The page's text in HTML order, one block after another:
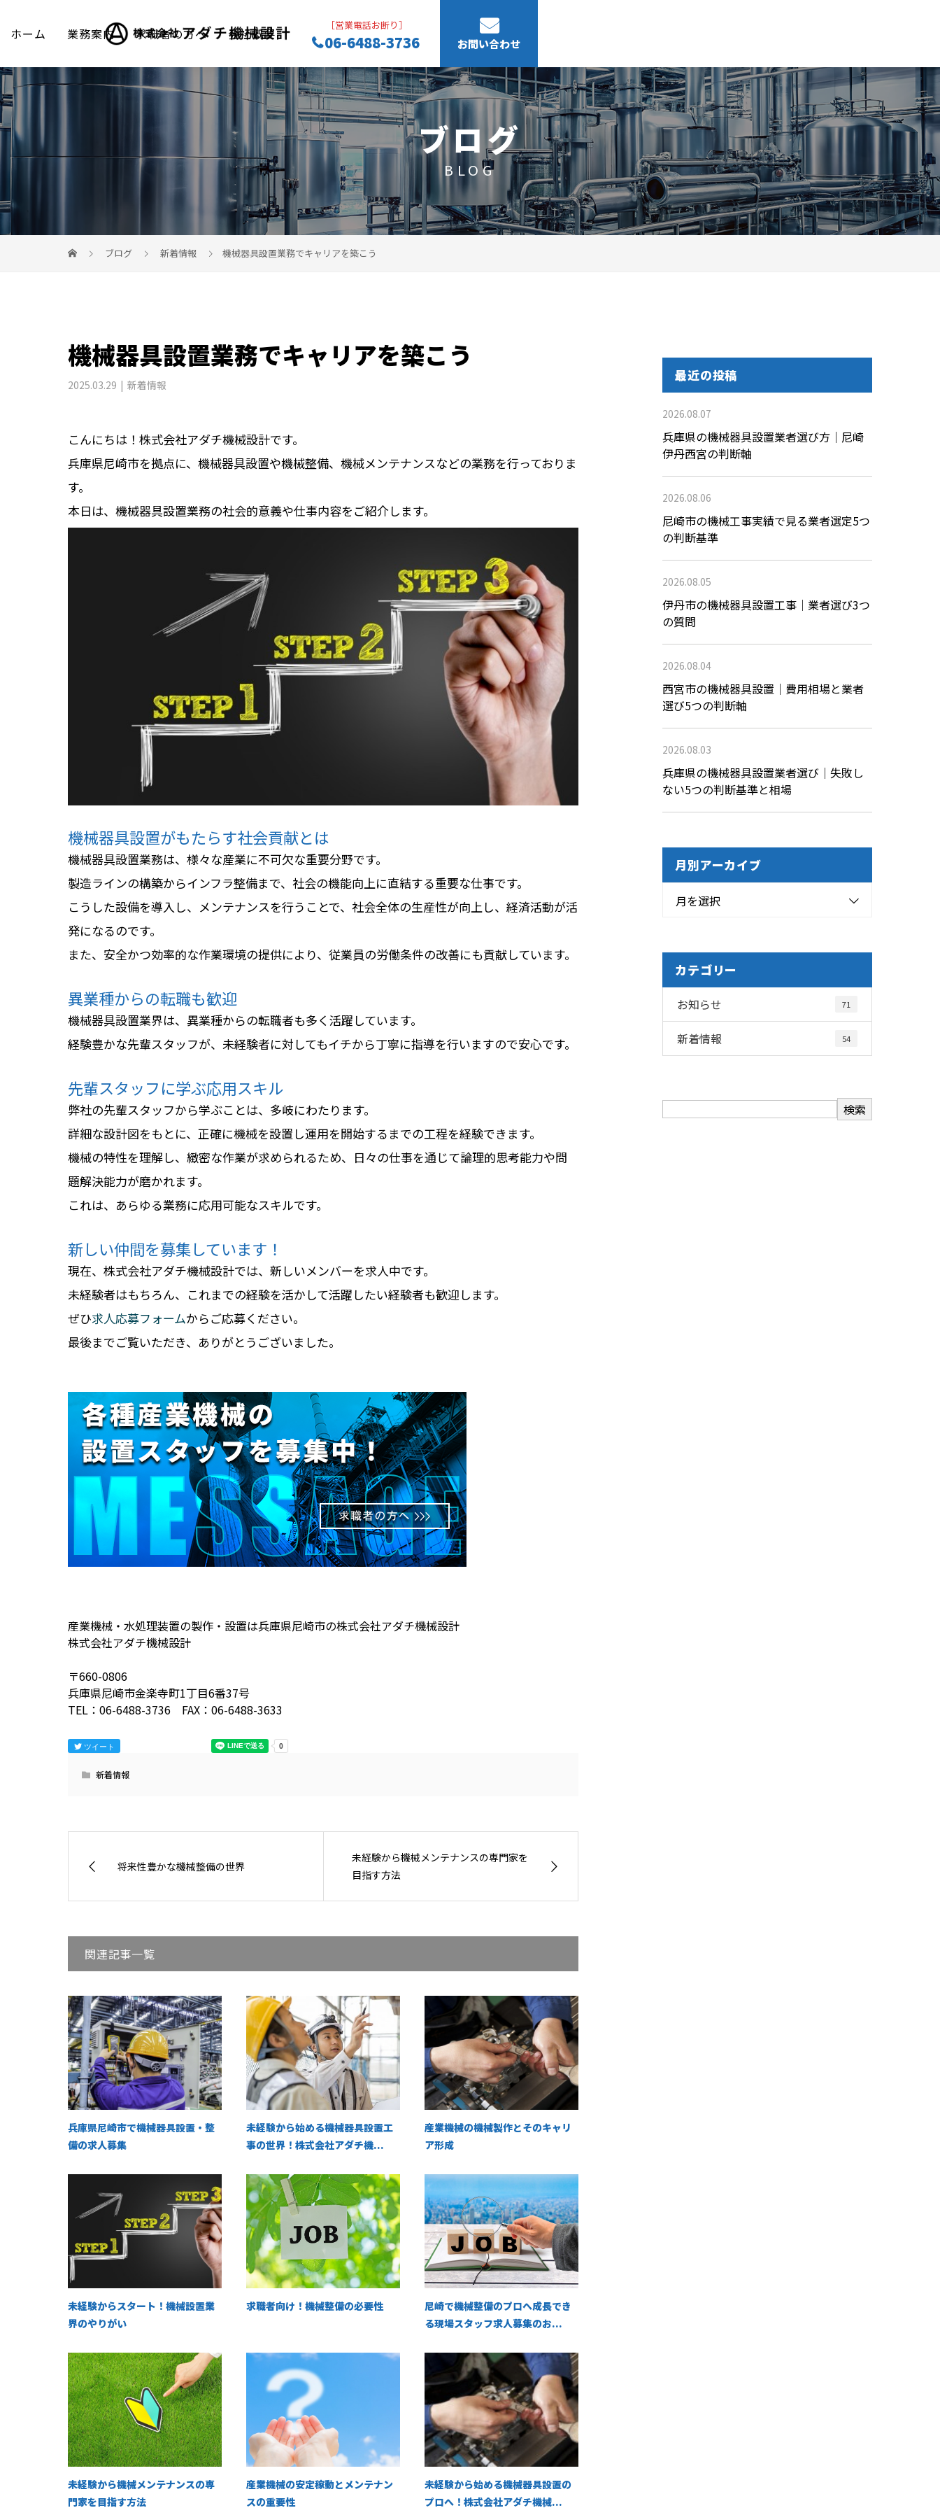
ホーム 業務案内 求職者の方へ 会社概要 ［営業電話お断り］
06-6488-3736 お問い合わせ
ブログ
BLOG
ブログ 新着情報 機械器具設置業務でキャリアを築こう
機械器具設置業務でキャリアを築こう
2025.03.29 新着情報
こんにちは！株式会社アダチ機械設計です。
兵庫県尼崎市を拠点に、機械器具設置や機械整備、機械メンテナンスなどの業務を行っておりま
す。
本日は、機械器具設置業務の社会的意義や仕事内容をご紹介します。
機械器具設置がもたらす社会貢献とは
機械器具設置業務は、様々な産業に不可欠な重要分野です。
製造ラインの構築からインフラ整備まで、社会の機能向上に直結する重要な仕事です。
こうした設備を導入し、メンテナンスを行うことで、社会全体の生産性が向上し、経済活動が活
発になるのです。
また、安全かつ効率的な作業環境の提供により、従業員の労働条件の改善にも貢献しています。
異業種からの転職も歓迎
機械器具設置業界は、異業種からの転職者も多く活躍しています。
経験豊かな先輩スタッフが、未経験者に対してもイチから丁寧に指導を行いますので安心です。
先輩スタッフに学ぶ応用スキル
弊社の先輩スタッフから学ぶことは、多岐にわたります。
詳細な設計図をもとに、正確に機械を設置し運用を開始するまでの工程を経験できます。
機械の特性を理解し、緻密な作業が求められるため、日々の仕事を通じて論理的思考能力や問
題解決能力が磨かれます。
これは、あらゆる業務に応用可能なスキルです。
新しい仲間を募集しています！
現在、株式会社アダチ機械設計では、新しいメンバーを求人中です。
未経験者はもちろん、これまでの経験を活かして活躍したい経験者も歓迎します。
ぜひ求人応募フォームからご応募ください。
最後までご覧いただき、ありがとうございました。
産業機械・水処理装置の製作・設置は兵庫県尼崎市の株式会社アダチ機械設計
株式会社アダチ機械設計
〒660-0806
兵庫県尼崎市金楽寺町1丁目6番37号
TEL：06-6488-3736 FAX：06-6488-3633
ツイート
新着情報
将来性豊かな機械整備の世界
未経験から機械メンテナンスの専門家を
目指す方法
関連記事一覧
兵庫県尼崎市で機械器具設置・整
備の求人募集
未経験から始める機械器具設置工
事の世界！株式会社アダチ機...
産業機械の機械製作とそのキャリ
ア形成
未経験からスタート！機械設置業
界のやりがい
求職者向け！機械整備の必要性
尼崎で機械整備のプロへ成長でき
る現場スタッフ求人募集のお...
未経験から機械メンテナンスの専
門家を目指す方法
産業機械の安定稼動とメンテナン
スの重要性
未経験から始める機械器具設置の
プロへ！株式会社アダチ機械...
最近の投稿
2026.08.07
兵庫県の機械器具設置業者選び方｜尼崎
伊丹西宮の判断軸
2026.08.06
尼崎市の機械工事実績で見る業者選定5つ
の判断基準
2026.08.05
伊丹市の機械器具設置工事｜業者選び3つ
の質問
2026.08.04
西宮市の機械器具設置｜費用相場と業者
選び5つの判断軸
2026.08.03
兵庫県の機械器具設置業者選び｜失敗し
ない5つの判断基準と相場
月別アーカイブ
月を選択
カテゴリー
お知らせ 71
新着情報 54